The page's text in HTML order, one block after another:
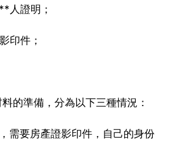
人證明；
印件；
的準備，分為以下三種情況：
需要房產證影印件，自己的身份